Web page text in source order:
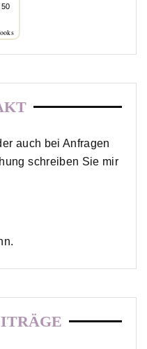
auch bei Anfragen
schreiben Sie mir